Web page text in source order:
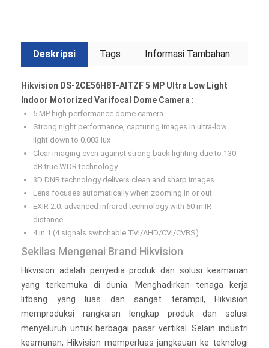
Deskripsi Tags Informasi Tambahan
Hikvision DS-2CE56H8T-AITZF 5 MP Ultra Low Light
Indoor Motorized Varifocal Dome Camera :
5 MP high performance dome camera
Strong night performance, capturing images in ultra-low
light down to 0.003 lux
Clear imaging even against strong back lighting due to 130
dB true WDR technology
3D DNR technology delivers clean and sharp images
Lens focuses automatically when zooming in or out
EXIR 2.0: advanced infrared technology with 60 m IR
distance
4 in 1 (4 signals switchable TVI/AHD/CVI/CVBS)
Sekilas Mengenai Brand Hikvision
Hikvision adalah penyedia produk dan solusi keamanan
yang terkemuka di dunia. Menghadirkan tenaga kerja
litbang yang luas dan sangat terampil, Hikvision
memproduksi rangkaian lengkap produk dan solusi
menyeluruh untuk berbagai pasar vertikal. Selain industri
keamanan, Hikvision memperluas jangkauan ke teknologi